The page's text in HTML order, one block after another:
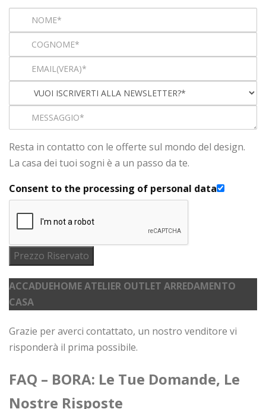
Resta in contatto con le offerte sul mondo del design.
La casa dei tuoi sogni è a un passo da te.
Consent to the processing of personal data
Prezzo Riservato
ACCADUEHOME ATELIER OUTLET ARREDAMENTO
CASA
Grazie per averci contattato, un nostro venditore vi
risponderà il prima possibile.
FAQ – BORA: Le Tue Domande, Le
Nostre Risposte